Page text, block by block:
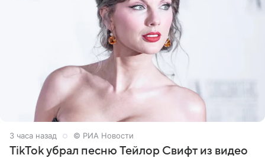
3 часа назад © РИА Новости
TikTok убрал песню Тейлор Свифт из видео